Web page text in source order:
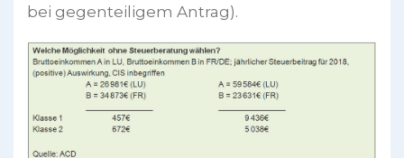
bei gegenteiligem Antrag).